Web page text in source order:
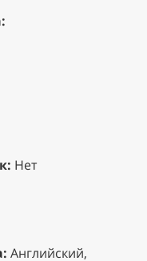
Нет
Английский,